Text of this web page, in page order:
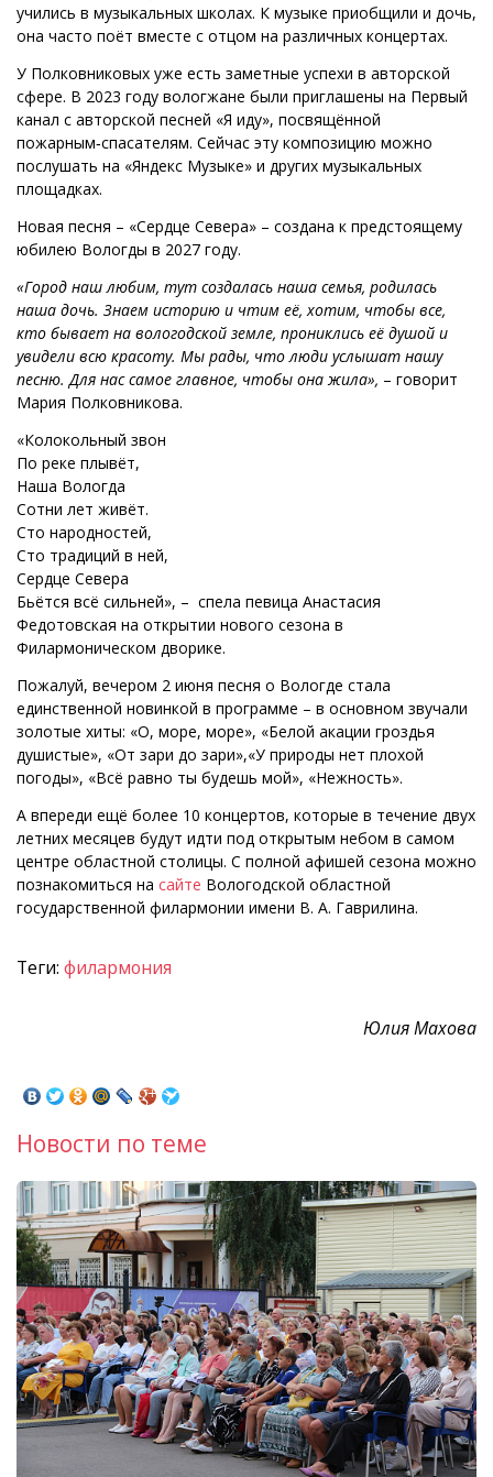
учились в музыкальных школах. К музыке приобщили и дочь,
она часто поёт вместе с отцом на различных концертах.
У Полковниковых уже есть заметные успехи в авторской
сфере. В 2023 году вологжане были приглашены на Первый
канал с авторской песней «Я иду», посвящённой
пожарным‑спасателям. Сейчас эту композицию можно
послушать на «Яндекс Музыке» и других музыкальных
площадках.
Новая песня – «Сердце Севера» – создана к предстоящему
юбилею Вологды в 2027 году.
«Город наш любим, тут создалась наша семья, родилась
наша дочь. Знаем историю и чтим её, хотим, чтобы все,
кто бывает на вологодской земле, прониклись её душой и
увидели всю красоту. Мы рады, что люди услышат нашу
песню. Для нас самое главное, чтобы она жила», – говорит
Мария Полковникова.
«Колокольный звон
По реке плывёт,
Наша Вологда
Сотни лет живёт.
Сто народностей,
Сто традиций в ней,
Сердце Севера
Бьётся всё сильней», – спела певица Анастасия
Федотовская на открытии нового сезона в
Филармоническом дворике.
Пожалуй, вечером 2 июня песня о Вологде стала
единственной новинкой в программе – в основном звучали
золотые хиты: «О, море, море», «Белой акации гроздья
душистые», «От зари до зари»,«У природы нет плохой
погоды», «Всё равно ты будешь мой», «Нежность».
А впереди ещё более 10 концертов, которые в течение двух
летних месяцев будут идти под открытым небом в самом
центре областной столицы. С полной афишей сезона можно
познакомиться на сайте Вологодской областной
государственной филармонии имени В. А. Гаврилина.
Теги: филармония
Юлия Махова
Новости по теме